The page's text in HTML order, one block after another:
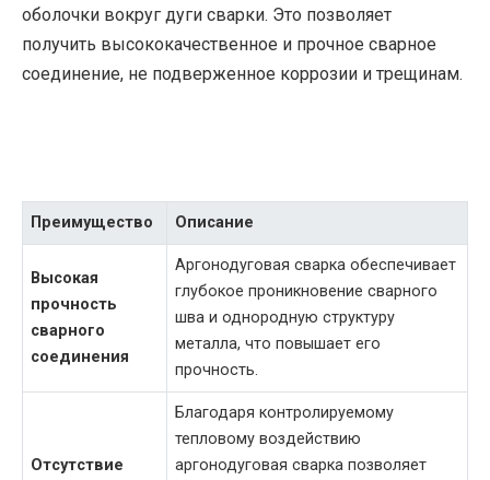
оболочки вокруг дуги сварки. Это позволяет
получить высококачественное и прочное сварное
соединение, не подверженное коррозии и трещинам.
Преимущество Описание
Высокая
прочность
сварного
соединения
Аргонодуговая сварка обеспечивает
глубокое проникновение сварного
шва и однородную структуру
металла, что повышает его
прочность.
Отсутствие
Благодаря контролируемому
тепловому воздействию
аргонодуговая сварка позволяет